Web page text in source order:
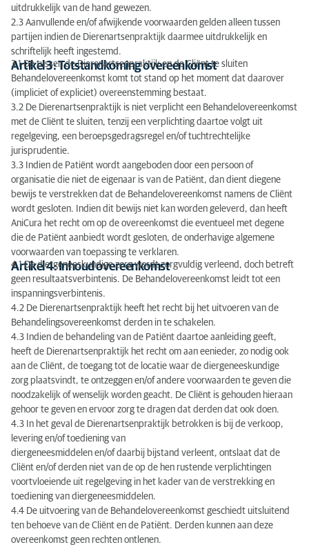
uitdrukkelijk van de hand gewezen.
2.3 Aanvullende en/of afwijkende voorwaarden gelden alleen tussen
partijen indien de Dierenartsenpraktijk daarmee uitdrukkelijk en
schriftelijk heeft ingestemd.
Artikel 3: Totstandkoming overeenkomst
3.1 De tussen de Dierenartsenpraktijk en de Cliënt te sluiten
Behandelovereenkomst komt tot stand op het moment dat daarover
(impliciet of expliciet) overeenstemming bestaat.
3.2 De Dierenartsenpraktijk is niet verplicht een Behandelovereenkomst
met de Cliënt te sluiten, tenzij een verplichting daartoe volgt uit
regelgeving, een beroepsgedragsregel en/of tuchtrechtelijke
jurisprudentie.
3.3 Indien de Patiënt wordt aangeboden door een persoon of
organisatie die niet de eigenaar is van de Patiënt, dan dient diegene
bewijs te verstrekken dat de Behandelovereenkomst namens de Cliënt
wordt gesloten. Indien dit bewijs niet kan worden geleverd, dan heeft
AniCura het recht om op de overeenkomst die eventueel met degene
die de Patiënt aanbiedt wordt gesloten, de onderhavige algemene
voorwaarden van toepassing te verklaren.
Artikel 4: Inhoud overeenkomst
4.1 De diergeneeskundige zorg wordt zorgvuldig verleend, doch betreft
geen resultaatsverbintenis. De Behandelovereenkomst leidt tot een
inspanningsverbintenis.
4.2 De Dierenartsenpraktijk heeft het recht bij het uitvoeren van de
Behandelingsovereenkomst derden in te schakelen.
4.3 Indien de behandeling van de Patiënt daartoe aanleiding geeft,
heeft de Dierenartsenpraktijk het recht om aan eenieder, zo nodig ook
aan de Cliënt, de toegang tot de locatie waar de diergeneeskundige
zorg plaatsvindt, te ontzeggen en/of andere voorwaarden te geven die
noodzakelijk of wenselijk worden geacht. De Cliënt is gehouden hieraan
gehoor te geven en ervoor zorg te dragen dat derden dat ook doen.
4.3 In het geval de Dierenartsenpraktijk betrokken is bij de verkoop,
levering en/of toediening van
diergeneesmiddelen en/of daarbij bijstand verleent, ontslaat dat de
Cliënt en/of derden niet van de op de hen rustende verplichtingen
voortvloeiende uit regelgeving in het kader van de verstrekking en
toediening van diergeneesmiddelen.
4.4 De uitvoering van de Behandelovereenkomst geschiedt uitsluitend
ten behoeve van de Cliënt en de Patiënt. Derden kunnen aan deze
overeenkomst geen rechten ontlenen.